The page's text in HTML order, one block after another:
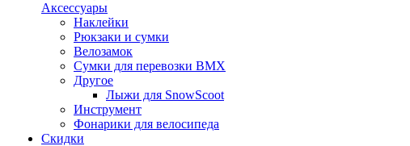
Аксессуары
Наклейки
Рюкзаки и сумки
Велозамок
Сумки для перевозки BMX
Другое
Лыжи для SnowScoot
Инструмент
Фонарики для велосипеда
Скидки